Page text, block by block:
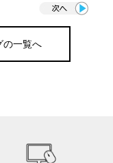
の一覧へ